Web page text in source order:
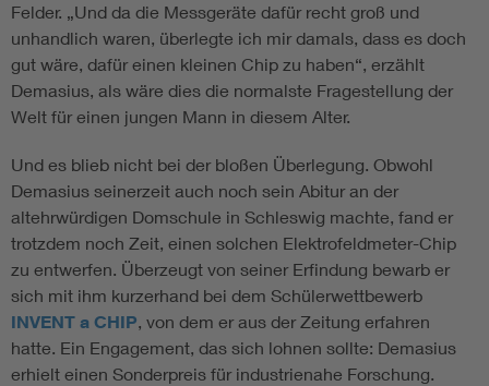
Felder. „Und da die Messgeräte dafür recht groß und
unhandlich waren, überlegte ich mir damals, dass es doch
gut wäre, dafür einen kleinen Chip zu haben“, erzählt
Demasius, als wäre dies die normalste Fragestellung der
Welt für einen jungen Mann in diesem Alter.
Und es blieb nicht bei der bloßen Überlegung. Obwohl
Demasius seinerzeit auch noch sein Abitur an der
altehrwürdigen Domschule in Schleswig machte, fand er
trotzdem noch Zeit, einen solchen Elektrofeldmeter-Chip
zu entwerfen. Überzeugt von seiner Erfindung bewarb er
sich mit ihm kurzerhand bei dem Schülerwettbewerb
INVENT a CHIP, von dem er aus der Zeitung erfahren
hatte. Ein Engagement, das sich lohnen sollte: Demasius
erhielt einen Sonderpreis für industrienahe Forschung.